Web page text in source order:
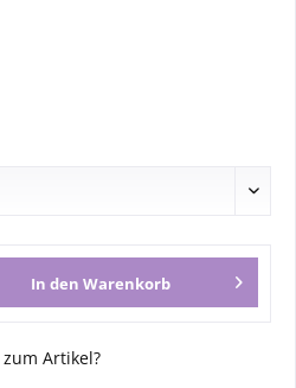
In den Warenkorb
zum Artikel?